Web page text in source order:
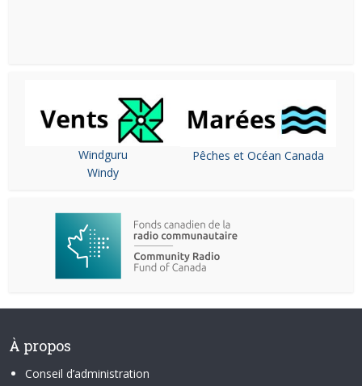
Windguru
Windy
Pêches et Océan Canada
À propos
Conseil d’administration